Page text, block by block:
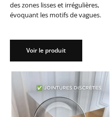
des zones lisses et irrégulières,
évoquant les motifs de vagues.
Voir le produit